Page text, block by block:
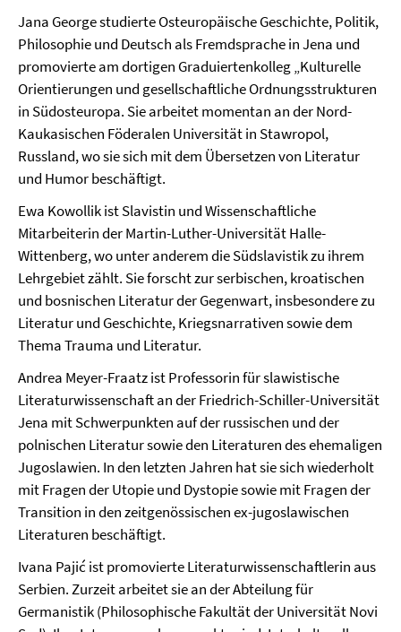
Jana George studierte Osteuropäische Geschichte, Politik,
Philosophie und Deutsch als Fremdsprache in Jena und
promovierte am dortigen Graduiertenkolleg „Kulturelle
Orientierungen und gesellschaftliche Ordnungsstrukturen
in Südosteuropa. Sie arbeitet momentan an der Nord-
Kaukasischen Föderalen Universität in Stawropol,
Russland, wo sie sich mit dem Übersetzen von Literatur
und Humor beschäftigt.
Ewa Kowollik ist Slavistin und Wissenschaftliche
Mitarbeiterin der Martin-Luther-Universität Halle-
Wittenberg, wo unter anderem die Südslavistik zu ihrem
Lehrgebiet zählt. Sie forscht zur serbischen, kroatischen
und bosnischen Literatur der Gegenwart, insbesondere zu
Literatur und Geschichte, Kriegsnarrativen sowie dem
Thema Trauma und Literatur.
Andrea Meyer-Fraatz ist Professorin für slawistische
Literaturwissenschaft an der Friedrich-Schiller-Universität
Jena mit Schwerpunkten auf der russischen und der
polnischen Literatur sowie den Literaturen des ehemaligen
Jugoslawien. In den letzten Jahren hat sie sich wiederholt
mit Fragen der Utopie und Dystopie sowie mit Fragen der
Transition in den zeitgenössischen ex-jugoslawischen
Literaturen beschäftigt.
Ivana Pajić ist promovierte Literaturwissenschaftlerin aus
Serbien. Zurzeit arbeitet sie an der Abteilung für
Germanistik (Philosophische Fakultät der Universität Novi